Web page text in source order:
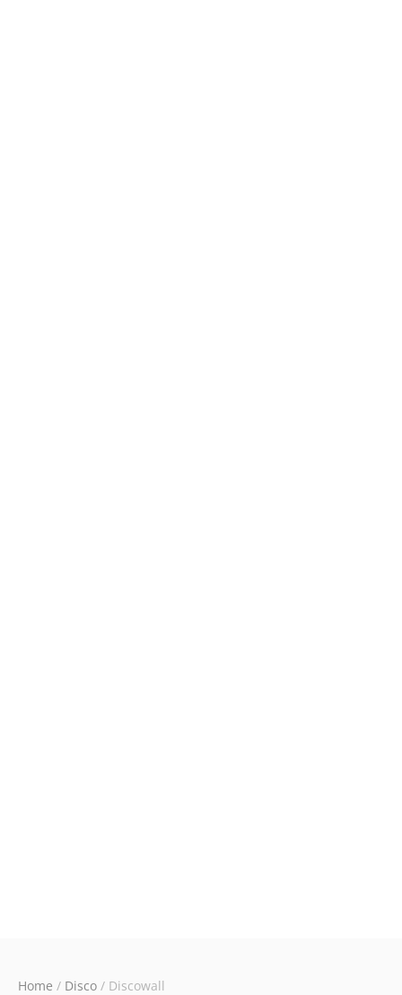
Home / Disco / Discowall